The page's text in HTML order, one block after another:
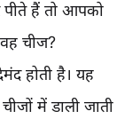
पीते हैं तो आपको
चीज?
होती है। यह
में डाली जाती